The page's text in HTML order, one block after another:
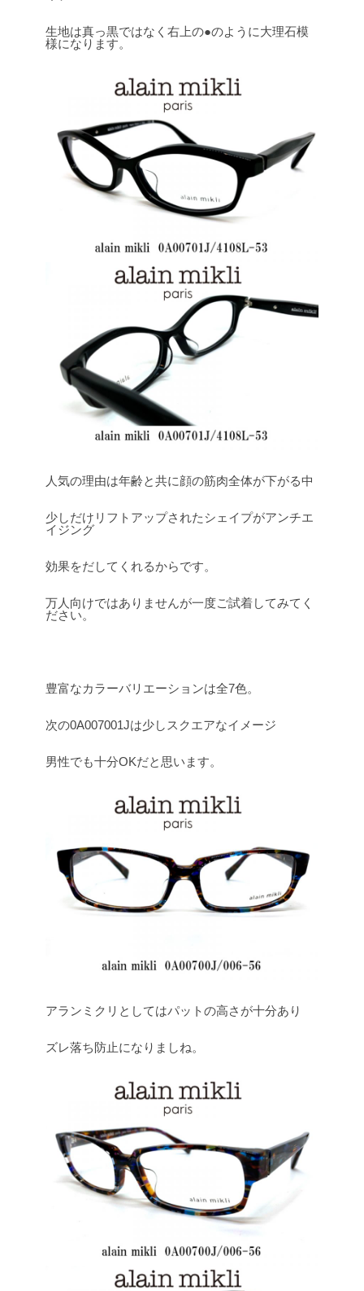
生地は真っ黒ではなく右上の●のように大理石模
様になります。
人気の理由は年齢と共に顔の筋肉全体が下がる中
少しだけリフトアップされたシェイプがアンチエ
イジング
効果をだしてくれるからです。
万人向けではありませんが一度ご試着してみてく
ださい。
豊富なカラーバリエーションは全7色。
次の0A007001Jは少しスクエアなイメージ
男性でも十分OKだと思います。
アランミクリとしてはパットの高さが十分あり
ズレ落ち防止になりましね。